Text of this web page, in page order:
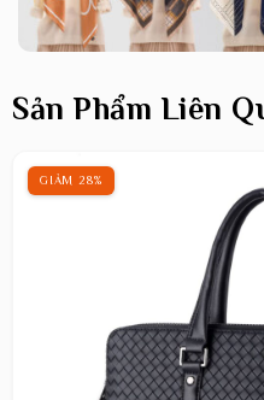
Sản Phẩm Liên
GIẢM 28%